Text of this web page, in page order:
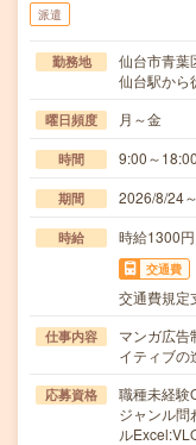
派遣
勤務地
仙台市青葉
仙台駅から
曜日頻度 月～金
時間 9:00～18:00
期間 2026/8/24
時給 時給1300
交通費
交通費規定
仕事内容
マンガ広告
イティブ
応募資格
職種未経験
ジャンル問
ル